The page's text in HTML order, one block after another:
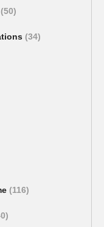
(50)
(34)
(116)